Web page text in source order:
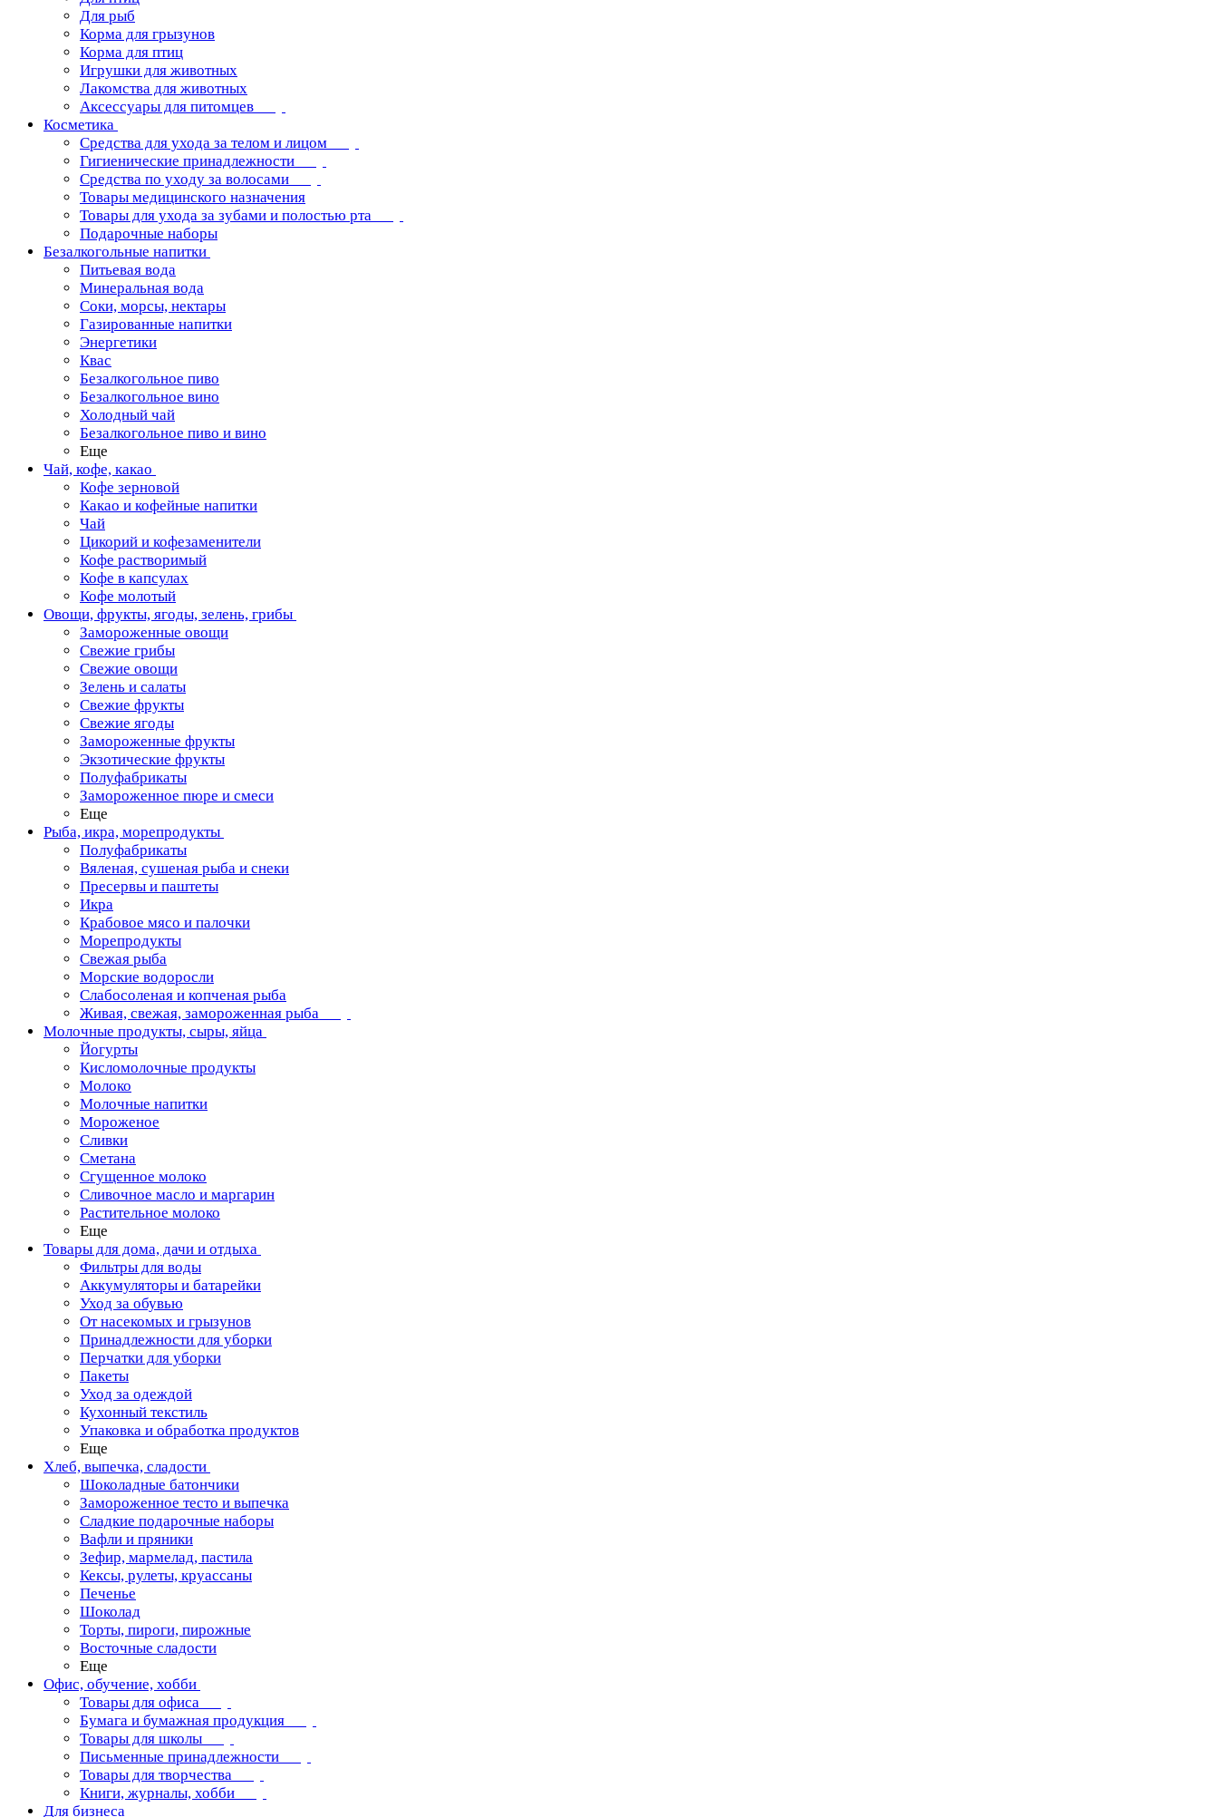
Для рыб
Корма для грызунов
Корма для птиц
Игрушки для животных
Лакомства для животных
Аксессуары для питомцев
Косметика
Средства для ухода за телом и лицом
Гигиенические принадлежности
Средства по уходу за волосами
Товары медицинского назначения
Товары для ухода за зубами и полостью рта
Подарочные наборы
Безалкогольные напитки
Питьевая вода
Минеральная вода
Соки, морсы, нектары
Газированные напитки
Энергетики
Квас
Безалкогольное пиво
Безалкогольное вино
Холодный чай
Безалкогольное пиво и вино
Еще
Чай, кофе, какао
Кофе зерновой
Какао и кофейные напитки
Чай
Цикорий и кофезаменители
Кофе растворимый
Кофе в капсулах
Кофе молотый
Овощи, фрукты, ягоды, зелень, грибы
Замороженные овощи
Свежие грибы
Свежие овощи
Зелень и салаты
Свежие фрукты
Свежие ягоды
Замороженные фрукты
Экзотические фрукты
Полуфабрикаты
Замороженное пюре и смеси
Еще
Рыба, икра, морепродукты
Полуфабрикаты
Вяленая, сушеная рыба и снеки
Пресервы и паштеты
Икра
Крабовое мясо и палочки
Морепродукты
Свежая рыба
Морские водоросли
Слабосоленая и копченая рыба
Живая, свежая, замороженная рыба
Молочные продукты, сыры, яйца
Йогурты
Кисломолочные продукты
Молоко
Молочные напитки
Мороженое
Сливки
Сметана
Сгущенное молоко
Сливочное масло и маргарин
Растительное молоко
Еще
Товары для дома, дачи и отдыха
Фильтры для воды
Аккумуляторы и батарейки
Уход за обувью
От насекомых и грызунов
Принадлежности для уборки
Перчатки для уборки
Пакеты
Уход за одеждой
Кухонный текстиль
Упаковка и обработка продуктов
Еще
Хлеб, выпечка, сладости
Шоколадные батончики
Замороженное тесто и выпечка
Сладкие подарочные наборы
Вафли и пряники
Зефир, мармелад, пастила
Кексы, рулеты, круассаны
Печенье
Шоколад
Торты, пироги, пирожные
Восточные сладости
Еще
Офис, обучение, хобби
Товары для офиса
Бумага и бумажная продукция
Товары для школы
Письменные принадлежности
Товары для творчества
Книги, журналы, хобби
Для бизнеса